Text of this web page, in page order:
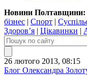
Новини Полтавщини:
бізнес | Спорт |
Здоров’я | Цікавинки |
26 лютого 2013, 08:15
Блог Олександра